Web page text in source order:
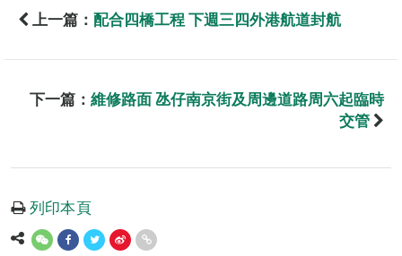
上一篇： 配合四橋工程 下週三四外港航道封航
下一篇： 維修路面 氹仔南京街及周邊道路周六起臨時
交管
列印本頁